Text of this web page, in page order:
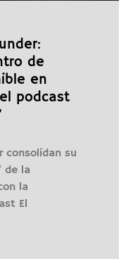
de
en
podcast
consolidan su
de la
la
El